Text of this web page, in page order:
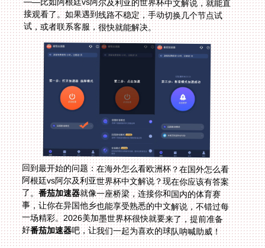
试，或者联系客服，很快就能解决。
回到最开始的问题：在海外怎么看欧洲杯？在国外怎么看
阿根廷vs阿尔及利亚世界杯中文解说？现在你应该有答案
了。番茄加速器就像一座桥梁，连接你和国内的体育赛
事，让你在异国他乡也能享受熟悉的中文解说，不错过每
一场精彩。2026美加墨世界杯很快就要来了，提前准备
好番茄加速器吧，让我们一起为喜欢的球队呐喊助威！